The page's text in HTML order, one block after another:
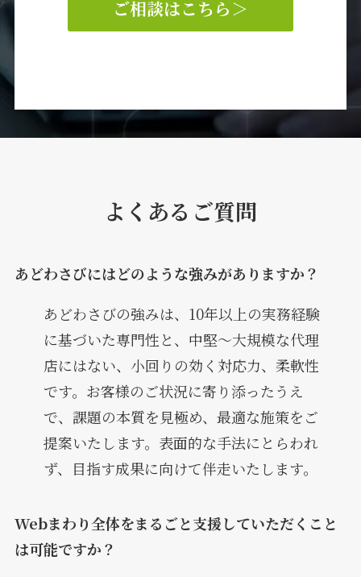
ご相談はこちら＞
よくあるご質問
あどわさびにはどのような強みがありますか？
あどわさびの強みは、10年以上の実務経験
に基づいた専門性と、中堅～大規模な代理
店にはない、小回りの効く対応力、柔軟性
です。お客様のご状況に寄り添ったうえ
で、課題の本質を見極め、最適な施策をご
提案いたします。表面的な手法にとらわれ
ず、目指す成果に向けて伴走いたします。
Webまわり全体をまるごと支援していただくこと
は可能ですか？